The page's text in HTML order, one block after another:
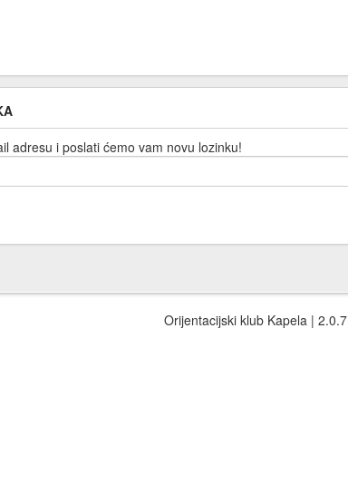
adresu i poslati ćemo vam novu lozinku!
Orijentacijski klub Kapela | 2.0.7